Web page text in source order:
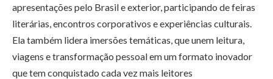
apresentações pelo Brasil e exterior, participando de feiras
literárias, encontros corporativos e experiências culturais.
Ela também lidera imersões temáticas, que unem leitura,
viagens e transformação pessoal em um formato inovador
que tem conquistado cada vez mais leitores